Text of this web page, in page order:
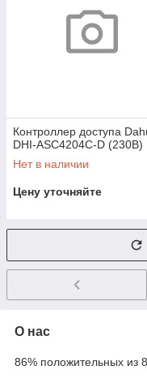
Контроллер доступа
DHI-ASC4204C-D (230В)
Нет в наличии
Цену уточняйте
О нас
86% положительных из